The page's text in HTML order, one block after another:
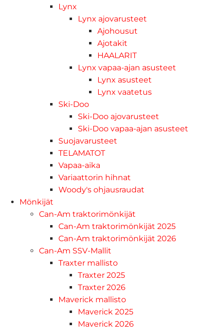
Lynx
Lynx ajovarusteet
Ajohousut
Ajotakit
HAALARIT
Lynx vapaa-ajan asusteet
Lynx asusteet
Lynx vaatetus
Ski-Doo
Ski-Doo ajovarusteet
Ski-Doo vapaa-ajan asusteet
Suojavarusteet
TELAMATOT
Vapaa-aika
Variaattorin hihnat
Woody's ohjausraudat
Mönkijät
Can-Am traktorimönkijät
Can-Am traktorimönkijät 2025
Can-Am traktorimönkijät 2026
Can-Am SSV-Mallit
Traxter mallisto
Traxter 2025
Traxter 2026
Maverick mallisto
Maverick 2025
Maverick 2026